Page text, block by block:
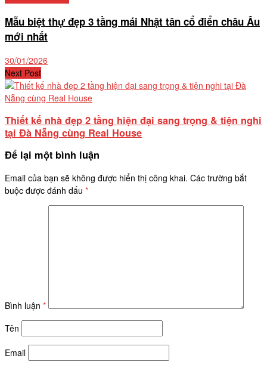
Mẫu biệt thự đẹp 3 tầng mái Nhật tân cổ điển châu Âu
mới nhất
30/01/2026
Next Post
Thiết kế nhà đẹp 2 tầng hiện đại sang trọng & tiện nghi
tại Đà Nẵng cùng Real House
Để lại một bình luận
Email của bạn sẽ không được hiển thị công khai. Các trường bắt
buộc được đánh dấu *
Bình luận *
Tên
Email